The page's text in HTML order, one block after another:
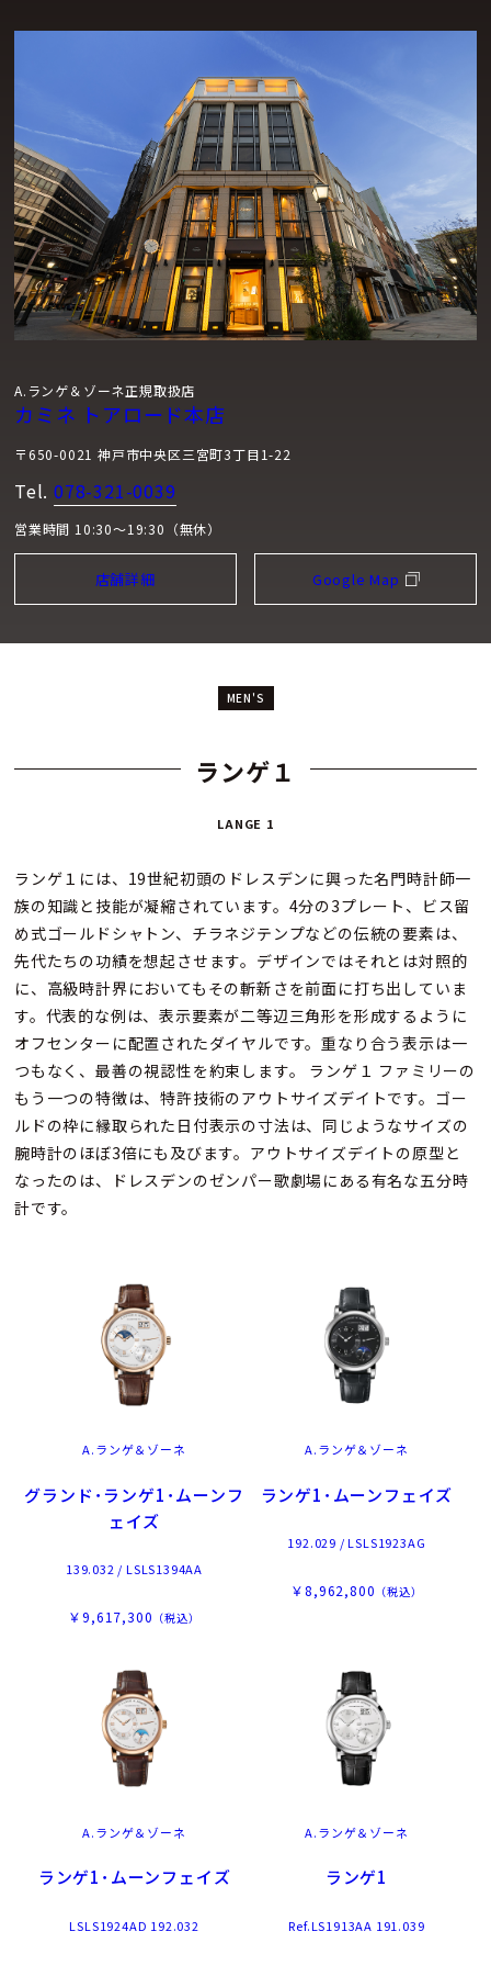
A.ランゲ＆ゾーネ正規取扱店
カミネ トアロード本店
〒650-0021 神戸市中央区三宮町3丁目1-22
Tel. 078-321-0039
営業時間 10:30～19:30（無休）
店舗詳細 Google Map
MEN'S
ランゲ１
LANGE 1
ランゲ１には、19世紀初頭のドレスデンに興った名門時計師一
族の知識と技能が凝縮されています。4分の3プレート、ビス留
め式ゴールドシャトン、チラネジテンプなどの伝統の要素は、
先代たちの功績を想起させます。デザインではそれとは対照的
に、高級時計界においてもその斬新さを前面に打ち出していま
す。代表的な例は、表示要素が二等辺三角形を形成するように
オフセンターに配置されたダイヤルです。重なり合う表示は一
つもなく、最善の視認性を約束します。 ランゲ１ ファミリーの
もう一つの特徴は、特許技術のアウトサイズデイトです。ゴー
ルドの枠に縁取られた日付表示の寸法は、同じようなサイズの
腕時計のほぼ3倍にも及びます。アウトサイズデイトの原型と
なったのは、ドレスデンのゼンパー歌劇場にある有名な五分時
計です。
A.ランゲ＆ゾーネ
グランド･ランゲ1･ムーンフ
ェイズ
139.032 / LSLS1394AA
￥9,617,300 （税込）
A.ランゲ＆ゾーネ
ランゲ1･ムーンフェイズ
192.029 / LSLS1923AG
￥8,962,800 （税込）
A.ランゲ＆ゾーネ
ランゲ1･ムーンフェイズ
LSLS1924AD 192.032
A.ランゲ＆ゾーネ
ランゲ1
Ref.LS1913AA 191.039